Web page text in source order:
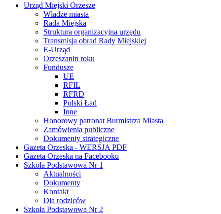
Urząd Miejski Orzesze
Władze miasta
Rada Miejska
Struktura organizacyjna urzędu
Transmisja obrad Rady Miejskiej
E-Urząd
Orzeszanin roku
Fundusze
UE
RFIL
RFRD
Polski Ład
Inne
Honorowy patronat Burmistrza Miasta
Zamówienia publiczne
Dokumenty strategiczne
Gazeta Orzeska - WERSJA PDF
Gazeta Orzeska na Facebooku
Szkoła Podstawowa Nr 1
Aktualności
Dokumenty
Kontakt
Dla rodziców
Szkoła Podstawowa Nr 2